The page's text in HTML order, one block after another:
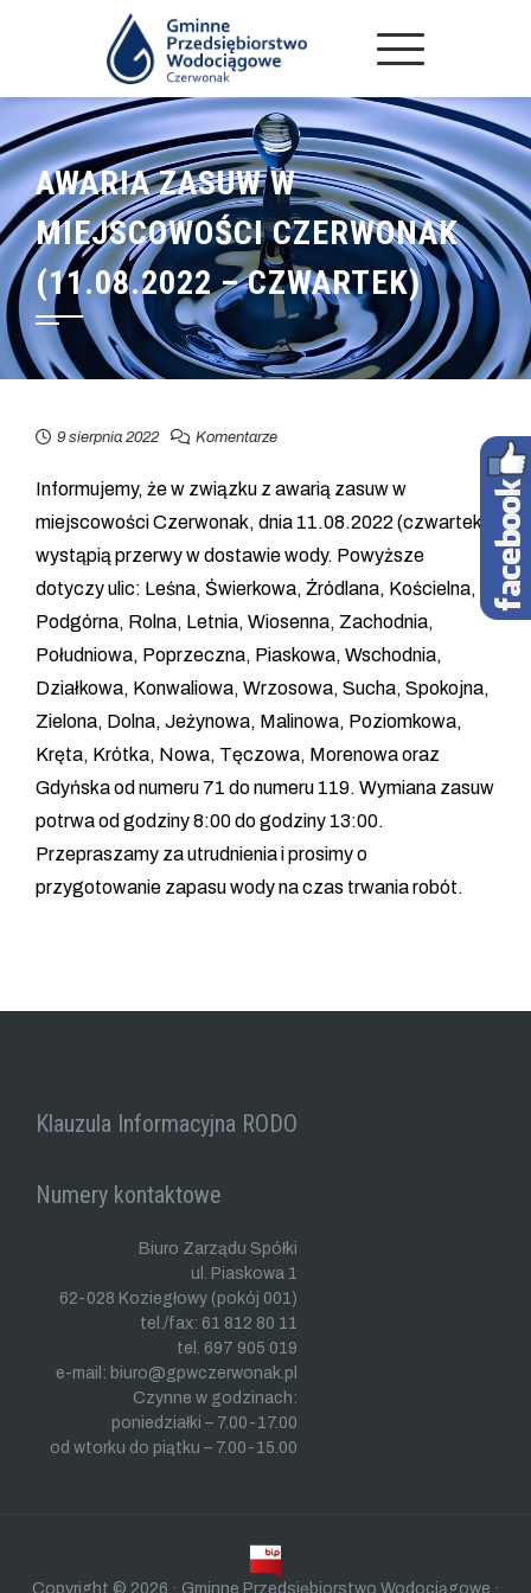
AWARIA ZASUW W
MIEJSCOWOŚCI CZERWONAK
(11.08.2022 – CZWARTEK)
9 sierpnia 2022 Komentarze
Informujemy, że w związku z awarią zasuw w
miejscowości Czerwonak, dnia 11.08.2022 (czwartek)
wystąpią przerwy w dostawie wody. Powyższe
dotyczy ulic: Leśna, Świerkowa, Źródlana, Kościelna,
Podgórna, Rolna, Letnia, Wiosenna, Zachodnia,
Południowa, Poprzeczna, Piaskowa, Wschodnia,
Działkowa, Konwaliowa, Wrzosowa, Sucha, Spokojna,
Zielona, Dolna, Jeżynowa, Malinowa, Poziomkowa,
Kręta, Krótka, Nowa, Tęczowa, Morenowa oraz
Gdyńska od numeru 71 do numeru 119. Wymiana zasuw
potrwa od godziny 8:00 do godziny 13:00.
Przepraszamy za utrudnienia i prosimy o
przygotowanie zapasu wody na czas trwania robót.
Klauzula Informacyjna RODO
Numery kontaktowe
Biuro Zarządu Spółki
ul. Piaskowa 1
62-028 Koziegłowy (pokój 001)
tel./fax: 61 812 80 11
tel. 697 905 019
e-mail: biuro@gpwczerwonak.pl
Czynne w godzinach:
poniedziałki – 7.00-17.00
od wtorku do piątku – 7.00-15.00
Copyright © 2026 · Gminne Przedsiębiorstwo Wodociągowe ·